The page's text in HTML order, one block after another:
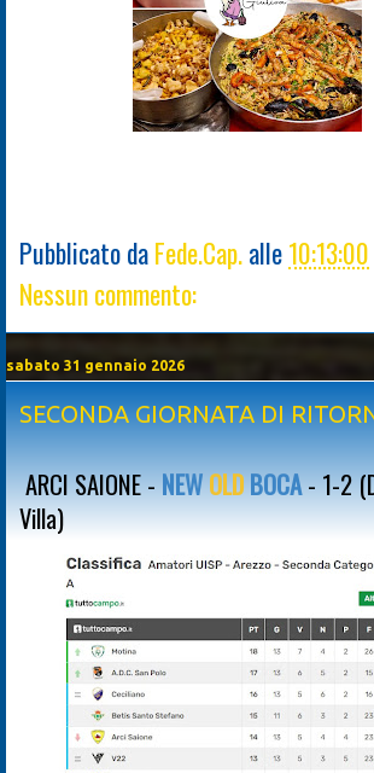
Pubblicato daFede.Cap.alle10:13:00
Nessun commento:
sabato 31 gennaio 2026
SECONDA GIORNATA DI
ARCI SAIONE -NEWOLDBOCA- 1-2
Villa)